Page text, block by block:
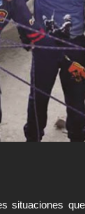
situaciones